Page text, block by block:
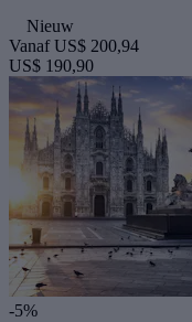
Nieuw
Vanaf US$ 200,94
US$ 190,90
-5%